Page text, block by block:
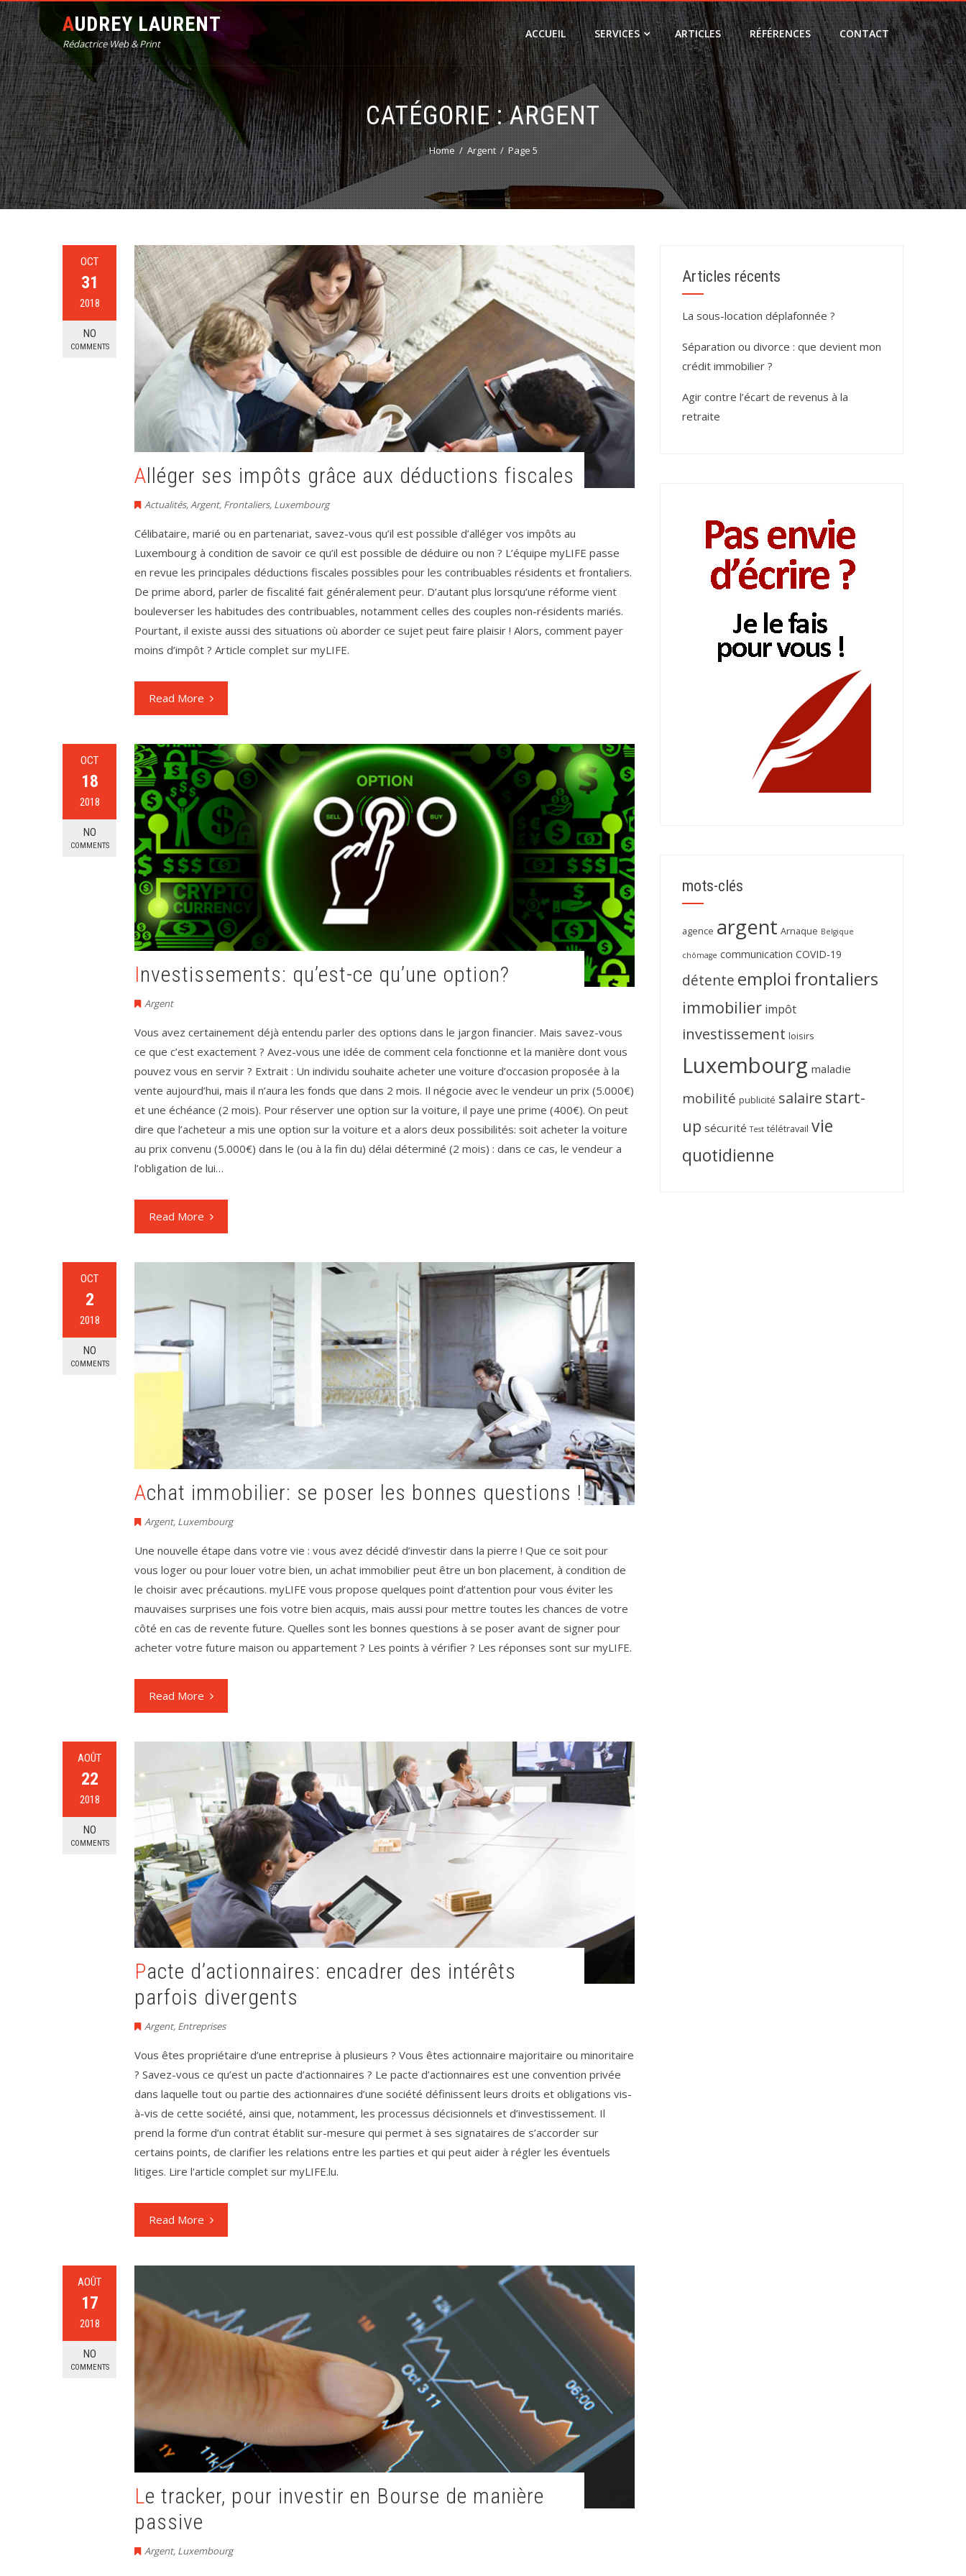
AUDREY LAURENT
Rédactrice Web & Print
ACCUEIL SERVICES ARTICLES RÉFÉRENCES CONTACT
CATÉGORIE :ARGENT
Home Argent Page 5
OCT
31
2018
NO
COMMENTS
Alléger ses impôts grâce aux déductions fiscales
Actualités,Argent, Frontaliers, Luxembourg
Célibataire, marié ou en partenariat, savez-vous qu’il est possible d’alléger vos impôts au
Luxembourg à condition de savoir ce qu’il est possible de déduire ou non ? L’équipe myLIFE passe
en revue les principales déductions fiscales possibles pour les contribuables résidents et frontaliers.
De prime abord, parler de fiscalité fait généralement peur. D’autant plus lorsqu’une réforme vient
bouleverser les habitudes des contribuables, notamment celles des couples non-résidents mariés.
Pourtant, il existe aussi des situations où aborder ce sujet peut faire plaisir ! Alors, comment payer
moins d’impôt ? Article complet sur myLIFE.
Read More
OCT
18
2018
NO
COMMENTS
Investissements: qu’est-ce qu’une option?
Argent
Vous avez certainement déjà entendu parler des options dans le jargon financier. Mais savez-vous
ce que c’est exactement ? Avez-vous une idée de comment cela fonctionne et la manière dont vous
pouvez vous en servir ? Extrait : Un individu souhaite acheter une voiture d’occasion proposée à la
vente aujourd’hui, mais il n’aura les fonds que dans 2 mois. Il négocie avec le vendeur un prix (5.000€)
et une échéance (2 mois). Pour réserver une option sur la voiture, il paye une prime (400€). On peut
dire que l’acheteur a mis une option sur la voiture et a alors deux possibilités: soit acheter la voiture
au prix convenu (5.000€) dans le (ou à la fin du) délai déterminé (2 mois) : dans ce cas, le vendeur a
l’obligation de lui…
Read More
OCT
2
2018
NO
COMMENTS
Achat immobilier: se poser les bonnes questions !
Argent, Luxembourg
Une nouvelle étape dans votre vie : vous avez décidé d’investir dans la pierre ! Que ce soit pour
vous loger ou pour louer votre bien, un achat immobilier peut être un bon placement, à condition de
le choisir avec précautions. myLIFE vous propose quelques point d’attention pour vous éviter les
mauvaises surprises une fois votre bien acquis, mais aussi pour mettre toutes les chances de votre
côté en cas de revente future. Quelles sont les bonnes questions à se poser avant de signer pour
acheter votre future maison ou appartement ? Les points à vérifier ? Les réponses sont sur myLIFE.
Read More
AOÛT
22
2018
NO
COMMENTS
Pacte d’actionnaires: encadrer des intérêts
parfois divergents
Argent, Entreprises
Vous êtes propriétaire d’une entreprise à plusieurs ? Vous êtes actionnaire majoritaire ou minoritaire
? Savez-vous ce qu’est un pacte d’actionnaires ? Le pacte d’actionnaires est une convention privée
dans laquelle tout ou partie des actionnaires d’une société définissent leurs droits et obligations vis-
à-vis de cette société, ainsi que, notamment, les processus décisionnels et d’investissement. Il
prend la forme d’un contrat établit sur-mesure qui permet à ses signataires de s’accorder sur
certains points, de clarifier les relations entre les parties et qui peut aider à régler les éventuels
litiges. Lire l'article complet sur myLIFE.lu.
Read More
AOÛT
17
2018
NO
COMMENTS
Le tracker, pour investir en Bourse de manière
passive
Argent, Luxembourg
Articles récents
La sous-location déplafonnée ?
Séparation ou divorce : que devient mon
crédit immobilier ?
Agir contre l’écart de revenus à la
retraite
mots-clés
agence argent Arnaque Belgique
chômage communication COVID-19
détente emploi frontaliers
immobilier impôt
investissement loisirs
Luxembourg maladie
mobilité publicité salaire start-
up sécurité Test télétravail vie
quotidienne